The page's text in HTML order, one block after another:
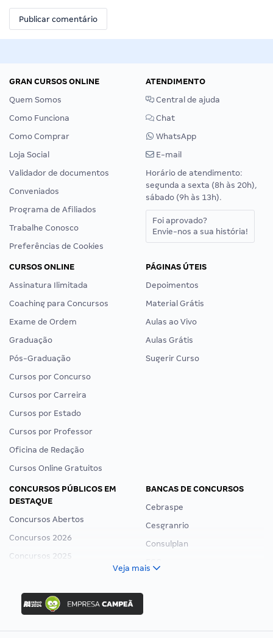
GRAN CURSOS ONLINE
Quem Somos
Como Funciona
Como Comprar
Loja Social
Validador de documentos
Conveniados
Programa de Afiliados
Trabalhe Conosco
Preferências de Cookies
ATENDIMENTO
Central de ajuda
Chat
WhatsApp
E-mail
Horário de atendimento:
segunda a sexta (8h às 20h),
sábado (9h às 13h).
Foi aprovado?
Envie-nos a sua história!
CURSOS ONLINE
Assinatura Ilimitada
Coaching para Concursos
Exame de Ordem
Graduação
Pós-Graduação
Cursos por Concurso
Cursos por Carreira
Cursos por Estado
Cursos por Professor
Oficina de Redação
Cursos Online Gratuitos
PÁGINAS ÚTEIS
Depoimentos
Material Grátis
Aulas ao Vivo
Aulas Grátis
Sugerir Curso
CONCURSOS PÚBLICOS EM
DESTAQUE
Concursos Abertos
Concursos 2026
Concursos 2025
Concurso Ibama
Concurso MPU
Editais publicados
BANCAS DE CONCURSOS
Cebraspe
Cesgranrio
Consulplan
Veja mais